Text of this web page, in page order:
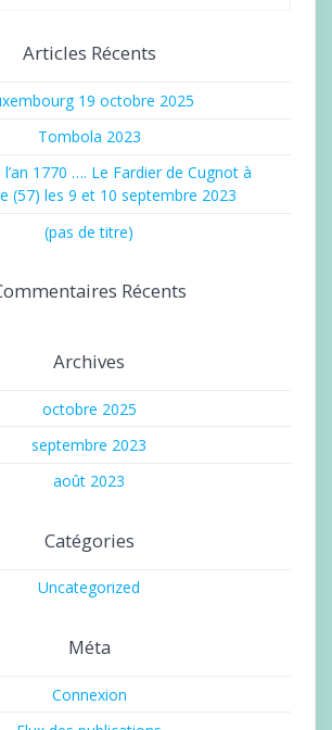
Articles Récents
19 octobre 2025
Tombola 2023
1770 …. Le Fardier de Cugnot à
(57) les 9 et 10 septembre 2023
(pas de titre)
Récents
Archives
octobre 2025
septembre 2023
août 2023
Catégories
Uncategorized
Méta
Connexion